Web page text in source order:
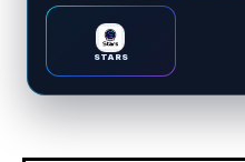
STARS